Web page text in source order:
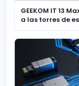
GEEKOM IT 13
a las torres de